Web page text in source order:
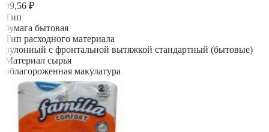
99,56 ₽
Тип
бумага бытовая
Тип расходного материала
рулонный с фронтальной вытяжкой стандартный (бытовые)
Материал сырья
облагороженная макулатура